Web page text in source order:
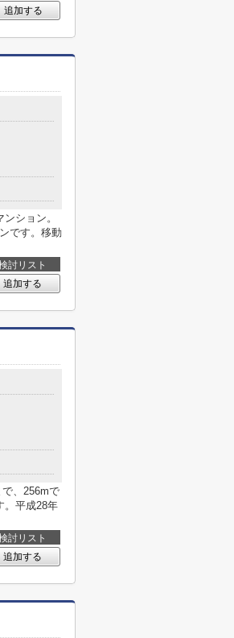
追加する
ション。
です。移動
討リスト
追加する
、256mで
。平成28年
討リスト
追加する